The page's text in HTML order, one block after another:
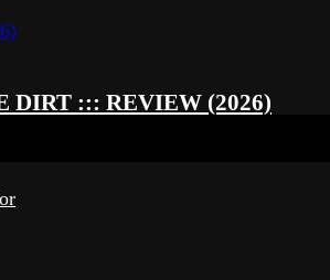
DIRT ::: REVIEW (2026)